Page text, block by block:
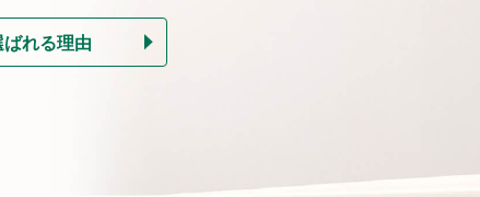
れる理由